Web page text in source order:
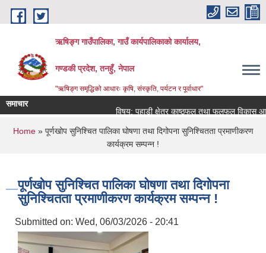
Skip to main content
ऋषिङ्ग गाउँपालिका, गाउँ कार्यपालिकाको कार्यालय,
गण्डकी प्रदेश, तनहुँ, नेपाल
"ऋषिङ्ग समृद्धिको आधारः कृषि, संस्कृति, पर्यटन र पूर्वाधार"
समाचार
विषय: पहाडी क्षेत्र काष्ठफल तथा फलफूल विकास
You are here
Home» पूर्णखोप सुनिश्चित पालिका घोषणा तथा दिगोपना सुनिश्चितता प्रमाणीकरण
कार्यक्रम सम्पन्न !
पूर्णखोप सुनिश्चित पालिका घोषणा तथा दिगोपना
सुनिश्चितता प्रमाणीकरण कार्यक्रम सम्पन्न !
Submitted on: Wed, 06/03/2026 - 20:41